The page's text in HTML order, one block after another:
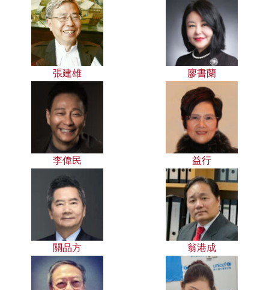
張建雄 廖書蘭
李偉民 益行
關品方 翁港成